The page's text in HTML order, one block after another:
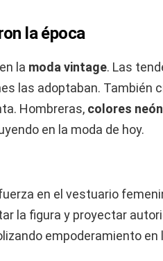
la época
la moda vintage. Las
las adoptaban. También
Hombreras, colores neón
en la moda de hoy.
en el vestuario
la figura y proyectar
empoderamiento en